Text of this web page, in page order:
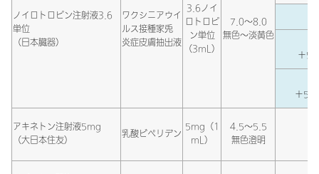
ノイロトロピン注射液3.6
単位
（日本臓器）
ワクシニアウイ
ルス接種家兎
炎症皮膚抽出液
3.6ノイ
ロトロピ
ン単位
（3mL）
7.0～8.0
無色～淡黄色
＋5
＋5
アキネトン注射液5mg
（大日本住友）
乳酸ビペリデン
5mg（1
mL）
4.5～5.5
無色澄明